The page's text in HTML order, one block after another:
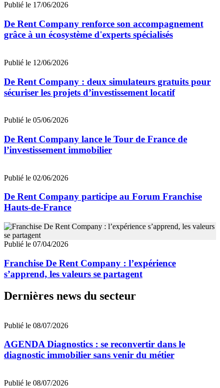
Publié le 17/06/2026
De Rent Company renforce son accompagnement
grâce à un écosystème d'experts spécialisés
Publié le 12/06/2026
De Rent Company : deux simulateurs gratuits pour
sécuriser les projets d’investissement locatif
Publié le 05/06/2026
De Rent Company lance le Tour de France de
l’investissement immobilier
Publié le 02/06/2026
De Rent Company participe au Forum Franchise
Hauts-de-France
Publié le 07/04/2026
Franchise De Rent Company : l’expérience
s’apprend, les valeurs se partagent
Dernières news du secteur
Publié le 08/07/2026
AGENDA Diagnostics : se reconvertir dans le
diagnostic immobilier sans venir du métier
Publié le 08/07/2026